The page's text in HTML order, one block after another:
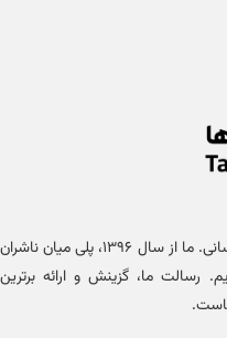
خانه کتاب طاها، مرجع تخصصی آثار علوم انسانی. ما از سال ۱۳۹۶، پلی میان ناشران
رسالت ما، گزینش و ارائه برترین